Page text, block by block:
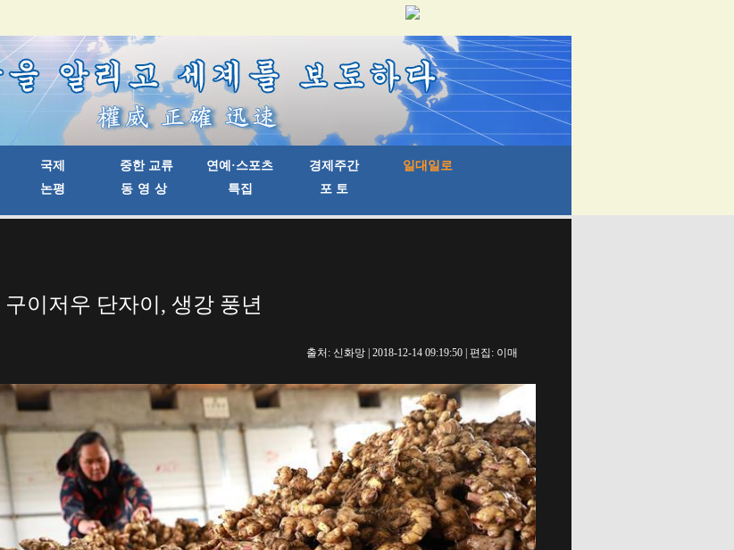
구이저우 단자이, 생강 풍년
출처: 신화망 | 2018-12-14 09:19:50 | 편집: 이매